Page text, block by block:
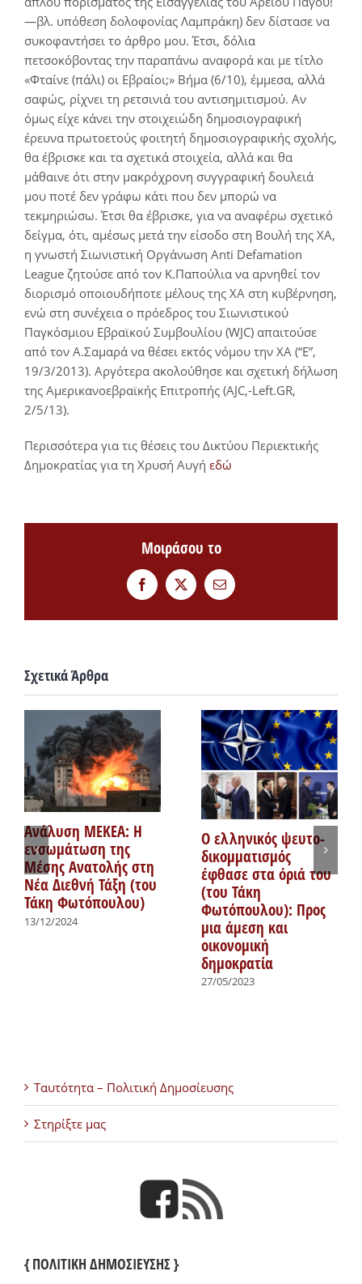
―βλ. υπόθεση δολοφονίας Λαμπράκη) δεν δίστασε να
συκοφαντήσει το άρθρο μου. Έτσι, δόλια
πετσοκόβοντας την παραπάνω αναφορά και με τίτλο
«Φταίνε (πάλι) οι Εβραίοι;» Βήμα (6/10), έμμεσα, αλλά
σαφώς, ρίχνει τη ρετσινιά του αντισημιτισμού. Αν
όμως είχε κάνει την στοιχειώδη δημοσιογραφική
έρευνα πρωτοετούς φοιτητή δημοσιογραφικής σχολής,
θα έβρισκε και τα σχετικά στοιχεία, αλλά και θα
μάθαινε ότι στην μακρόχρονη συγγραφική δουλειά
μου ποτέ δεν γράφω κάτι που δεν μπορώ να
τεκμηριώσω. Έτσι θα έβρισκε, για να αναφέρω σχετικό
δείγμα, ότι, αμέσως μετά την είσοδο στη Βουλή της ΧΑ,
η γνωστή Σιωνιστική Οργάνωση Anti Defamation
League ζητούσε από τον K.Παπούλια να αρνηθεί τον
διορισμό οποιουδήποτε μέλους της ΧΑ στη κυβέρνηση,
ενώ στη συνέχεια ο πρόεδρος του Σιωνιστικού
Παγκόσμιου Εβραϊκού Συμβουλίου (WJC) απαιτούσε
από τον A.Σαμαρά να θέσει εκτός νόμου την ΧΑ (“Ε”,
19/3/2013). Αργότερα ακολούθησε και σχετική δήλωση
της Αμερικανοεβραϊκής Επιτροπής (AJC,-Left.GR,
2/5/13).
Περισσότερα για τις θέσεις του Δικτύου Περιεκτικής
Δημοκρατίας για τη Χρυσή Αυγή εδώ
Μοιράσου το
FacebookTwitterEmail
Σχετικά Άρθρα
Ανάλυση ΜΕΚΕΑ: Η
ενσωμάτωση της
Μέσης Ανατολής στη
Νέα Διεθνή Τάξη (του
Τάκη Φωτόπουλου)
13/12/2024
Ο ελληνικός ψευτο-
δικομματισμός
έφθασε στα όριά του
(του Τάκη
Φωτόπουλου): Προς
μια άμεση και
οικονομική
δημοκρατία
27/05/2023
Ταυτότητα – Πολιτική Δημοσίευσης
Στηρίξτε μας
{ ΠΟΛΙΤΙΚΗ ΔΗΜΟΣΙΕΥΣΗΣ }